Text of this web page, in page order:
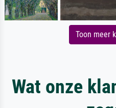
Toon meer
Wat onze